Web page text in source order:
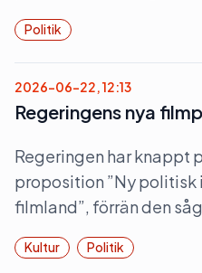
Politik
2026-06-22, 12:13
Regeringens nya
Regeringen har knappt
proposition ”Ny
filmland”, förrän den
Kultur Politik